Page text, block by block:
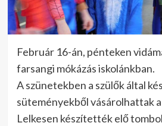
Február 16-án, pénteken
farsangi mókázás iskolánkban.
A szünetekben a szülők által
süteményekből vásárolhattak
Lelkesen készítették elő